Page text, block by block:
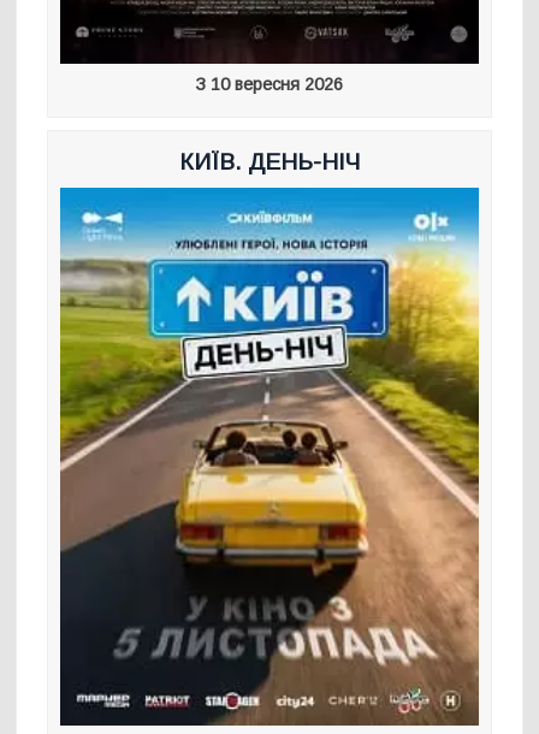
З 10 вересня 2026
КИЇВ. ДЕНЬ-НІЧ